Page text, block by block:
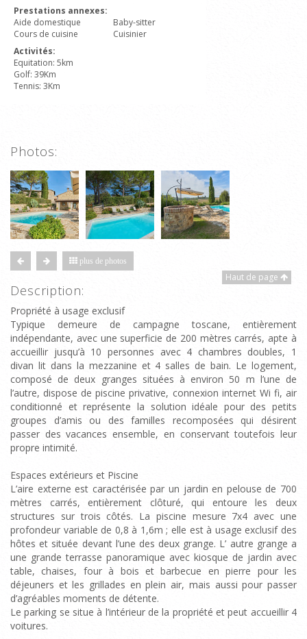
Prestations annexes:
Aide domestique
Baby-sitter
Cours de cuisine
Cuisinier
Activités:
Equitation: 5km
Golf: 39Km
Tennis: 3Km
Photos:
plus de photos
Haut de page
Description:
Propriété à usage exclusif
Typique demeure de campagne toscane, entièrement
indépendante, avec une superficie de 200 mètres carrés, apte à
accueillir jusqu’à 10 personnes avec 4 chambres doubles, 1
divan lit dans la mezzanine et 4 salles de bain. Le logement,
composé de deux granges situées à environ 50 m l’une de
l’autre, dispose de piscine privative, connexion internet Wi fi, air
conditionné et représente la solution idéale pour des petits
groupes d’amis ou des familles recomposées qui désirent
passer des vacances ensemble, en conservant toutefois leur
propre intimité.
Espaces extérieurs et Piscine
L’aire externe est caractérisée par un jardin en pelouse de 700
mètres carrés, entièrement clôturé, qui entoure les deux
structures sur trois côtés. La piscine mesure 7x4 avec une
profondeur variable de 0,8 à 1,6m ; elle est à usage exclusif des
hôtes et située devant l’une des deux grange. L’ autre grange a
une grande terrasse panoramique avec kiosque de jardin avec
table, chaises, four à bois et barbecue en pierre pour les
déjeuners et les grillades en plein air, mais aussi pour passer
d’agréables moments de détente.
Le parking se situe à l’intérieur de la propriété et peut accueillir 4
voitures.